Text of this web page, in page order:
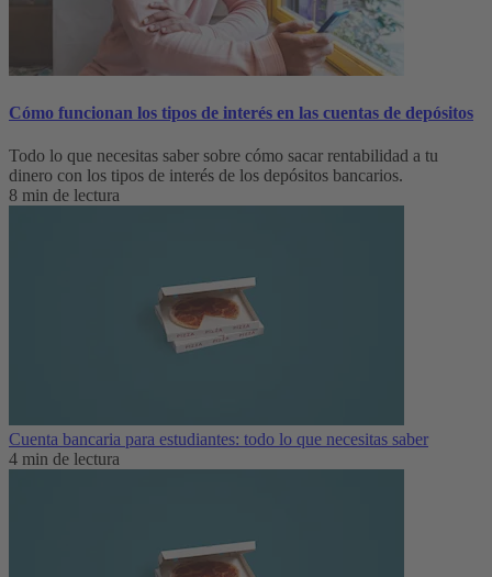
Cómo funcionan los tipos de interés en las cuentas de depósitos
Todo lo que necesitas saber sobre cómo sacar rentabilidad a tu
dinero con los tipos de interés de los depósitos bancarios.
8 min de lectura
Cuenta bancaria para estudiantes: todo lo que necesitas saber
4 min de lectura